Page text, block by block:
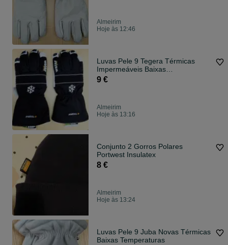
Almeirim
Hoje às 12:46
Luvas Pele 9 Tegera Térmicas
Impermeáveis Baixas
Temperaturas
9 €
Almeirim
Hoje às 13:16
Conjunto 2 Gorros Polares
Portwest Insulatex
8 €
Almeirim
Hoje às 13:24
Luvas Pele 9 Juba Novas Térmicas
Baixas Temperaturas